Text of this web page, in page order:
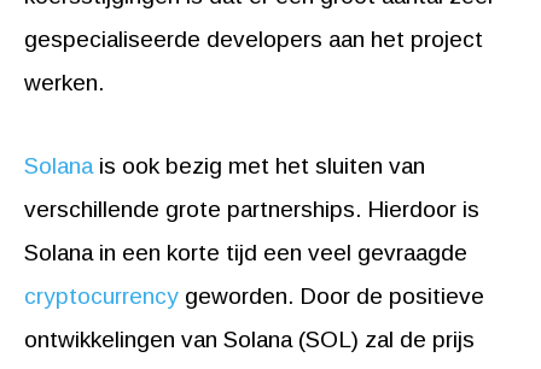
gespecialiseerde developers aan het project
werken.
Solanais ook bezig met het sluiten van
verschillende grote partnerships. Hierdoor is
Solana in een korte tijd een veel gevraagde
cryptocurrency geworden. Door de positieve
ontwikkelingen van Solana (SOL) zal de prijs